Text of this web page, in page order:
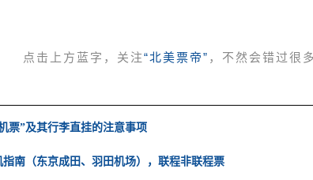
申
机
是
点击上方蓝字，关注“北美票帝” ，不然会错过很
票”及其行李直挂的注意事项
南（东京成田、羽田机场），联程非联程票